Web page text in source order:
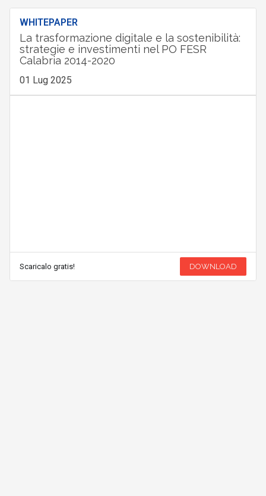
WHITEPAPER
La trasformazione digitale e la sostenibilità:
strategie e investimenti nel PO FESR
Calabria 2014-2020
01 Lug 2025
Scaricalo gratis! DOWNLOAD